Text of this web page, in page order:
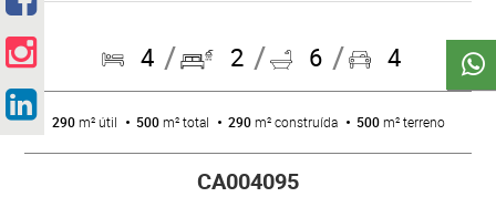
4 2 6 4
290m² útil 500m² total 290m² construída 500m² terreno
CA004095